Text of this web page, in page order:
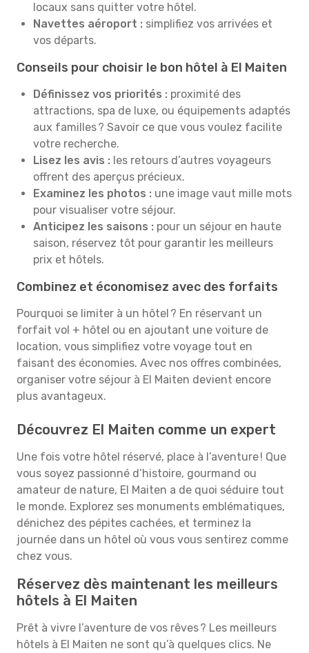
locaux sans quitter votre hôtel.
Navettes aéroport : simplifiez vos arrivées et
vos départs.
Conseils pour choisir le bon hôtel à El Maiten
Définissez vos priorités : proximité des
attractions, spa de luxe, ou équipements adaptés
aux familles ? Savoir ce que vous voulez facilite
votre recherche.
Lisez les avis : les retours d’autres voyageurs
offrent des aperçus précieux.
Examinez les photos : une image vaut mille mots
pour visualiser votre séjour.
Anticipez les saisons : pour un séjour en haute
saison, réservez tôt pour garantir les meilleurs
prix et hôtels.
Combinez et économisez avec des forfaits
Pourquoi se limiter à un hôtel ? En réservant un
forfait vol + hôtel ou en ajoutant une voiture de
location, vous simplifiez votre voyage tout en
faisant des économies. Avec nos offres combinées,
organiser votre séjour à El Maiten devient encore
plus avantageux.
Découvrez El Maiten comme un expert
Une fois votre hôtel réservé, place à l’aventure ! Que
vous soyez passionné d’histoire, gourmand ou
amateur de nature, El Maiten a de quoi séduire tout
le monde. Explorez ses monuments emblématiques,
dénichez des pépites cachées, et terminez la
journée dans un hôtel où vous vous sentirez comme
chez vous.
Réservez dès maintenant les meilleurs
hôtels à El Maiten
Prêt à vivre l’aventure de vos rêves ? Les meilleurs
hôtels à El Maiten ne sont qu’à quelques clics. Ne